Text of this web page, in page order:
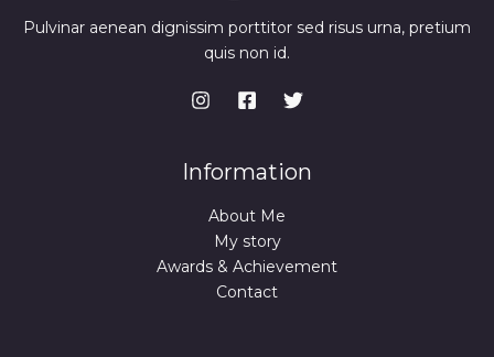
Pulvinar aenean dignissim porttitor sed risus urna, pretium
quis non id.
Information
About Me
My story
Awards & Achievement
Contact